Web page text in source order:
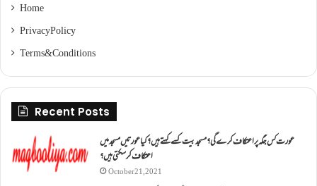
Home
Privacy Policy
Terms & Conditions
Recent Posts
عورت کس جگہ پر اعتکاف کرے گی؟مسجد بیت کسے کہتے ہیں؟کیا عورتیں مسجد میں
اعتکاف کر سکتی ہیں؟
October 21, 2021